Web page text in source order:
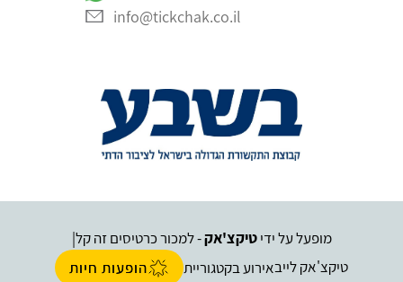
info@tickchak.co.il
מופעל על ידיטיקצ'אק- למכור כרטיסים זה קל
טיקצ'אק לייבאירוע בקטגוריית הופעות חיות